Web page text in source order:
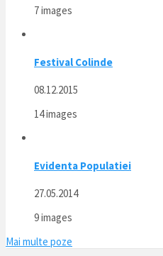
7 images
Festival Colinde
08.12.2015
14 images
Evidenta Populatiei
27.05.2014
9 images
Mai multe poze